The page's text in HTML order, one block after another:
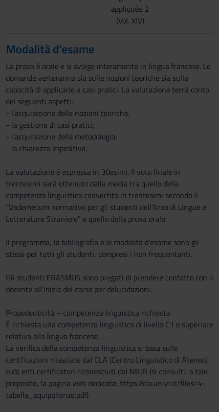
appliquée 2
(Vol. XIV)
Modalità d'esame
La prova è orale e si svolge interamente in lingua francese. Le
domande verteranno sia sulle nozioni teoriche sia sulla
capacità di applicarle a casi pratici. La valutazione terrà conto
dei seguenti aspetti:
- l’acquisizione delle nozioni teoriche;
- la gestione di casi pratici;
- l’acquisizione della metodologia;
- la chiarezza espositiva.
La valutazione è espressa in 30esimi. Il voto finale in
trentesimi sarà ottenuto dalla media tra quello della
competenza linguistica convertito in trentesimi secondo il
“Vademecum normativo per gli studenti dell'Area di Lingue e
Letterature Straniere" e quello della prova orale.
Il programma, la bibliografia e le modalità d’esame sono gli
stessi per tutti gli studenti, compresi i non frequentanti.
Gli studenti ERASMUS sono pregati di prendere contatto con il
docente all’inizio del corso per delucidazioni.
Propedeuticità – competenza linguistica richiesta
È richiesta una competenza linguistica di livello C1 o superiore
relativa alla lingua francese.
La verifica della competenza linguistica si basa sulle
certificazioni rilasciate dal CLA (Centro Linguistico di Ateneo)
o da enti certificatori riconosciuti dal MIUR (si consulti, a tale
proposito, la pagina web dedicata: https://cla.univr.it/files/4-
tabella_equipollenze.pdf).